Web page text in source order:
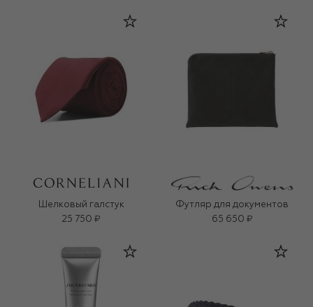
Шелковый галстук
25 750 ₽
Футляр для документов
65 650 ₽